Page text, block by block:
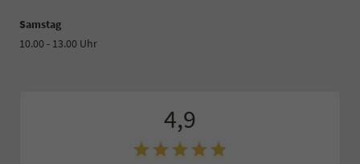
Samstag
10.00 - 13.00 Uhr
4,9